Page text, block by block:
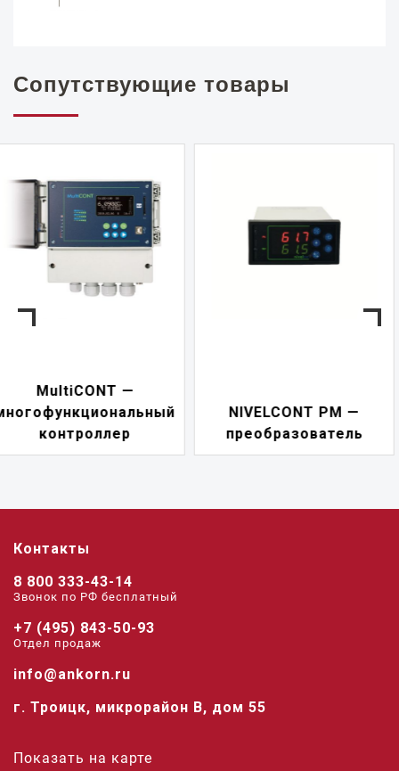
Сопутствующие товары
NIVELCONT PM —
преобразователь
переключатель
Контакты
8 800 333-43-14
Звонок по РФ беcплатный
+7 (495) 843-50-93
Отдел продаж
info@ankorn.ru
г. Троицк, микрорайон В, дом 55
Показать на карте